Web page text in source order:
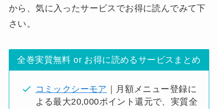
から、気に入ったサービスでお得に読んでみて下
さい。
全巻実質無料 or お得に読めるサービスまとめ
コミックシーモア ｜月額メニュー登録に
よる最大20,000ポイント還元で、実質全